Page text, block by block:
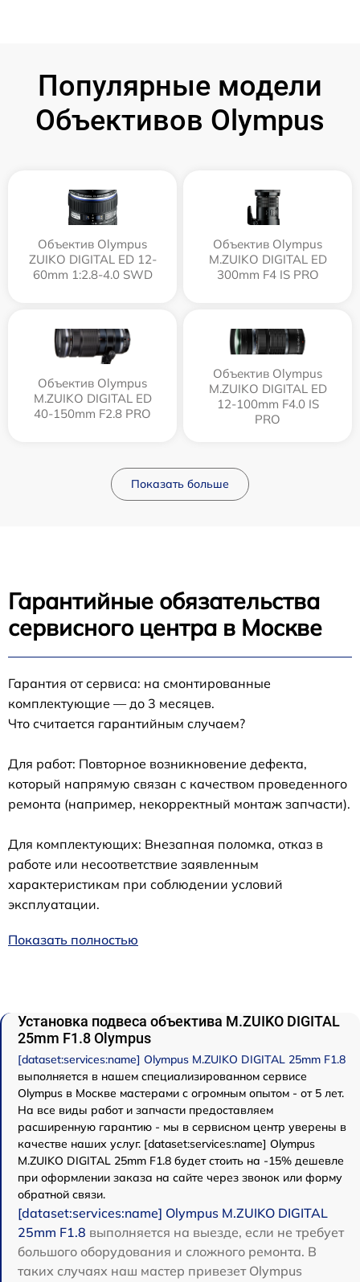
Популярные модели
Объективов Olympus
Объектив Olympus
ZUIKO DIGITAL ED 12-
60mm 1:2.8-4.0 SWD
Объектив Olympus
M.ZUIKO DIGITAL ED
300mm F4 IS PRO
Объектив Olympus
M.ZUIKO DIGITAL ED
40-150mm F2.8 PRO
Объектив Olympus
M.ZUIKO DIGITAL ED
12‑100mm F4.0 IS
PRO
Показать больше
Гарантийные обязательства
сервисного центра в Москве
Гарантия от сервиса: на смонтированные
комплектующие — до 3 месяцев.
Что считается гарантийным случаем?
Для работ: Повторное возникновение дефекта,
который напрямую связан с качеством проведенного
ремонта (например, некорректный монтаж запчасти).
Для комплектующих: Внезапная поломка, отказ в
работе или несоответствие заявленным
характеристикам при соблюдении условий
эксплуатации.
Показать полностью
Установка подвеса объектива M.ZUIKO DIGITAL
25mm F1.8 Olympus
[dataset:services:name] Olympus M.ZUIKO DIGITAL 25mm F1.8
выполняется в нашем специализированном сервисе
Olympus в Москве мастерами с огромным опытом - от 5 лет.
На все виды работ и запчасти предоставляем
расширенную гарантию - мы в сервисном центр уверены в
качестве наших услуг. [dataset:services:name] Olympus
M.ZUIKO DIGITAL 25mm F1.8 будет стоить на -15% дешевле
при оформлении заказа на сайте через звонок или форму
обратной связи.
[dataset:services:name] Olympus M.ZUIKO DIGITAL
25mm F1.8 выполняется на выезде, если не требует
большого оборудования и сложного ремонта. В
таких случаях наш мастер привезет Olympus